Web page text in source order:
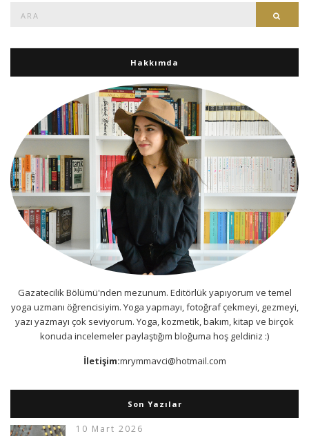
Hakkımda
Gazatecilik Bölümü'nden mezunum. Editörlük yapıyorum ve temel
yoga uzmanı öğrencisiyim. Yoga yapmayı, fotoğraf çekmeyi, gezmeyi,
yazı yazmayı çok seviyorum. Yoga, kozmetik, bakım, kitap ve birçok
konuda incelemeler paylaştığım bloğuma hoş geldiniz :)
İletişim:mrymmavci@hotmail.com
Son Yazılar
10 Mart 2026